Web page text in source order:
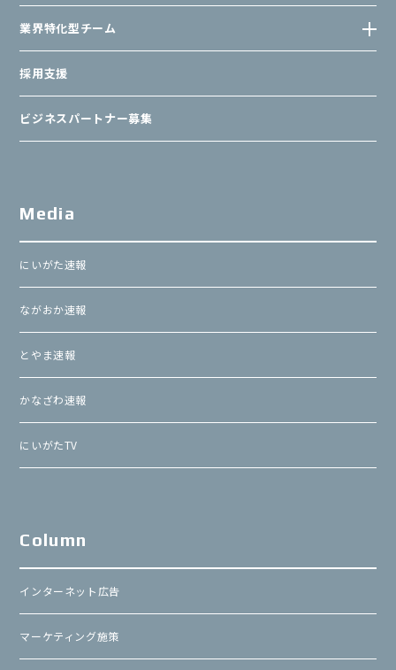
業界特化型チーム
採用支援
ビジネスパートナー募集
Media
にいがた速報
ながおか速報
とやま速報
かなざわ速報
にいがたTV
Column
インターネット広告
マーケティング施策